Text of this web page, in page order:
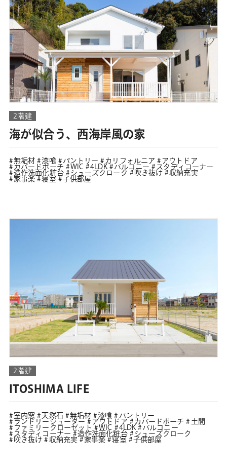
2階建
海が似合う、西海岸風の家
無垢材 漆喰 パントリー カリフォルニア
アウトドア
カバードポーチ
WIC 4LDK バルコニー
スタディコーナー
造作洗面化粧台
シューズクローク 吹き抜け
収納充実
家事楽
寝室 子供部屋
2階建
ITOSHIMA LIFE
室内窓 天然石 無垢材 漆喰
パントリー
ランドリーシューター
アウトドア カバードポーチ
土間
ファミリークローゼット
WIC 4LDK
バルコニー
スタディコーナー
造作洗面化粧台
シューズクローク
吹き抜け
収納充実 家事楽 寝室 子供部屋